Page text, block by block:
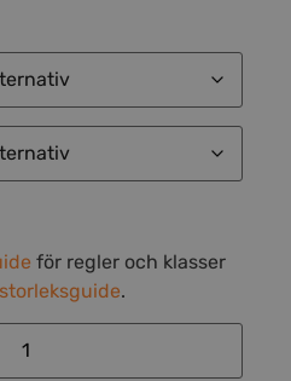
för regler och klasser
storleksguide.